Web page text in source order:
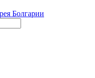
Болгарии